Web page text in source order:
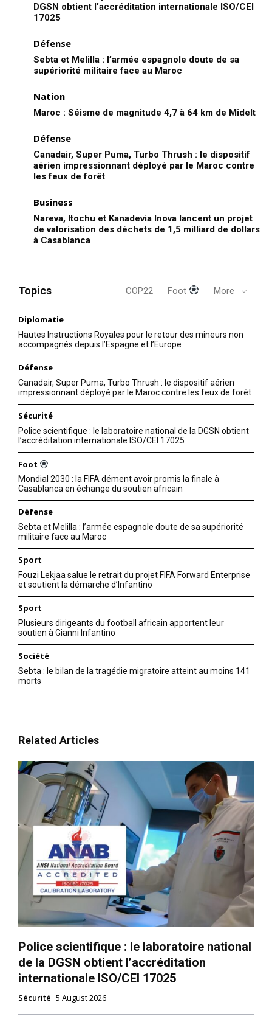
DGSN obtient l’accréditation internationale ISO/CEI
17025
Défense
Sebta et Melilla : l’armée espagnole doute de sa
supériorité militaire face au Maroc
Nation
Maroc : Séisme de magnitude 4,7 à 64 km de Midelt
Défense
Canadair, Super Puma, Turbo Thrush : le dispositif
aérien impressionnant déployé par le Maroc contre
les feux de forêt
Business
Nareva, Itochu et Kanadevia Inova lancent un projet
de valorisation des déchets de 1,5 milliard de dollars
à Casablanca
Topics COP22 Foot More
Diplomatie
Hautes Instructions Royales pour le retour des mineurs non
accompagnés depuis l’Espagne et l’Europe
Défense
Canadair, Super Puma, Turbo Thrush : le dispositif aérien
impressionnant déployé par le Maroc contre les feux de forêt
Sécurité
Police scientifique : le laboratoire national de la DGSN obtient
l’accréditation internationale ISO/CEI 17025
Foot
Mondial 2030 : la FIFA dément avoir promis la finale à
Casablanca en échange du soutien africain
Défense
Sebta et Melilla : l’armée espagnole doute de sa supériorité
militaire face au Maroc
Sport
Fouzi Lekjaa salue le retrait du projet FIFA Forward Enterprise
et soutient la démarche d’Infantino
Sport
Plusieurs dirigeants du football africain apportent leur
soutien à Gianni Infantino
Société
Sebta : le bilan de la tragédie migratoire atteint au moins 141
morts
Related Articles
Police scientifique : le laboratoire national
de la DGSN obtient l’accréditation
internationale ISO/CEI 17025
Sécurité 5 August 2026